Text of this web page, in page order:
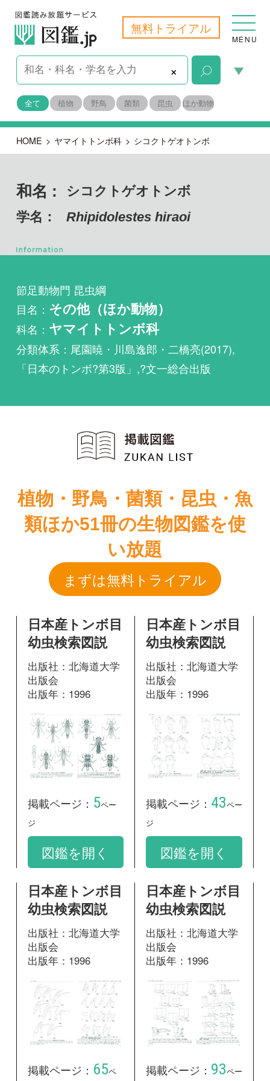
無料トライアル
MENU
×
全て 植物 野鳥 菌類 昆虫 ほか動物
学名： Rhipidolestes hiraoi
目名：その他（ほか動物）
分類体系：尾園暁・川島逸郎・二橋亮(2017),
「日本のトンボ?第3版」,?文一総合出版
類ほか51冊の生物図鑑を使
い放題
日本産トンボ目
出版年：1996
掲載ページ：5ペー
図鑑を開く
日本産トンボ目
幼虫検索図説
出版社：北海道大学
出版年：1996
掲載ページ：43ペー
図鑑を開く
日本産トンボ目
幼虫検索図説
出版社：北海道大学
出版年：1996
掲載ページ：65ペ
ージ
図鑑を開く
日本産トンボ目
幼虫検索図説
出版社：北海道大学
出版年：1996
掲載ページ：93 ペー
図鑑を開く
日本産トンボ目
幼虫検索図説
出版社：北海道大学
出版会
出版年：1996
日本産トンボ目
幼虫検索図説
出版社：北海道大学
出版年：1996